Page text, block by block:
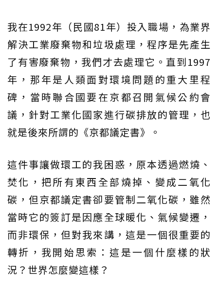
我在1992年（民國81年）投入職場，為業界
解決工業廢棄物和垃圾處理，程序是先產生
了有害廢棄物，我們才去處理它。直到1997
年，那年是人類面對環境問題的重大里程
碑，當時聯合國要在京都召開氣候公約會
議，針對工業化國家進行碳排放的管理，也
就是後來所謂的《京都議定書》。
這件事讓做環工的我困惑，原本透過燃燒、
焚化，把所有東西全部燒掉、變成二氧化
碳，但京都議定書卻要管制二氧化碳，雖然
當時它的簽訂是因應全球暖化、氣候變遷，
而非環保，但對我來講，這是一個很重要的
轉折，我開始思索：這是一個什麼樣的狀
況？世界怎麼變這樣？